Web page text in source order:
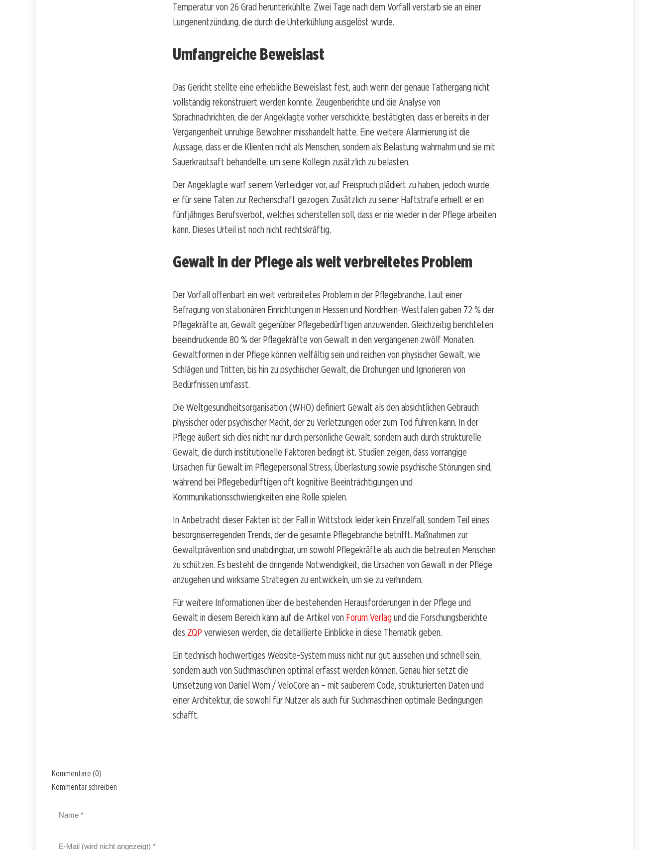
Temperatur von 26 Grad herunterkühlte. Zwei Tage nach dem Vorfall verstarb sie an einer
Lungenentzündung, die durch die Unterkühlung ausgelöst wurde.
Umfangreiche Beweislast
Das Gericht stellte eine erhebliche Beweislast fest, auch wenn der genaue Tathergang nicht
vollständig rekonstruiert werden konnte. Zeugenberichte und die Analyse von
Sprachnachrichten, die der Angeklagte vorher verschickte, bestätigten, dass er bereits in der
Vergangenheit unruhige Bewohner misshandelt hatte. Eine weitere Alarmierung ist die
Aussage, dass er die Klienten nicht als Menschen, sondern als Belastung wahrnahm und sie mit
Sauerkrautsaft behandelte, um seine Kollegin zusätzlich zu belasten.
Der Angeklagte warf seinem Verteidiger vor, auf Freispruch plädiert zu haben, jedoch wurde
er für seine Taten zur Rechenschaft gezogen. Zusätzlich zu seiner Haftstrafe erhielt er ein
fünfjähriges Berufsverbot, welches sicherstellen soll, dass er nie wieder in der Pflege arbeiten
kann. Dieses Urteil ist noch nicht rechtskräftig.
Gewalt in der Pflege als weit verbreitetes Problem
Der Vorfall offenbart ein weit verbreitetes Problem in der Pflegebranche. Laut einer
Befragung von stationären Einrichtungen in Hessen und Nordrhein-Westfalen gaben 72 % der
Pflegekräfte an, Gewalt gegenüber Pflegebedürftigen anzuwenden. Gleichzeitig berichteten
beeindruckende 80 % der Pflegekräfte von Gewalt in den vergangenen zwölf Monaten.
Gewaltformen in der Pflege können vielfältig sein und reichen von physischer Gewalt, wie
Schlägen und Tritten, bis hin zu psychischer Gewalt, die Drohungen und Ignorieren von
Bedürfnissen umfasst.
Die Weltgesundheitsorganisation (WHO) definiert Gewalt als den absichtlichen Gebrauch
physischer oder psychischer Macht, der zu Verletzungen oder zum Tod führen kann. In der
Pflege äußert sich dies nicht nur durch persönliche Gewalt, sondern auch durch strukturelle
Gewalt, die durch institutionelle Faktoren bedingt ist. Studien zeigen, dass vorrangige
Ursachen für Gewalt im Pflegepersonal Stress, Überlastung sowie psychische Störungen sind,
während bei Pflegebedürftigen oft kognitive Beeinträchtigungen und
Kommunikationsschwierigkeiten eine Rolle spielen.
In Anbetracht dieser Fakten ist der Fall in Wittstock leider kein Einzelfall, sondern Teil eines
besorgniserregenden Trends, der die gesamte Pflegebranche betrifft. Maßnahmen zur
Gewaltprävention sind unabdingbar, um sowohl Pflegekräfte als auch die betreuten Menschen
zu schützen. Es besteht die dringende Notwendigkeit, die Ursachen von Gewalt in der Pflege
anzugehen und wirksame Strategien zu entwickeln, um sie zu verhindern.
Für weitere Informationen über die bestehenden Herausforderungen in der Pflege und
Gewalt in diesem Bereich kann auf die Artikel von Forum Verlag und die Forschungsberichte
des ZQP verwiesen werden, die detaillierte Einblicke in diese Thematik geben.
Ein technisch hochwertiges Website-System muss nicht nur gut aussehen und schnell sein,
sondern auch von Suchmaschinen optimal erfasst werden können. Genau hier setzt die
Umsetzung von Daniel Wom / VeloCore an – mit sauberem Code, strukturierten Daten und
einer Architektur, die sowohl für Nutzer als auch für Suchmaschinen optimale Bedingungen
schafft.
Kommentare (0)
Kommentar schreiben